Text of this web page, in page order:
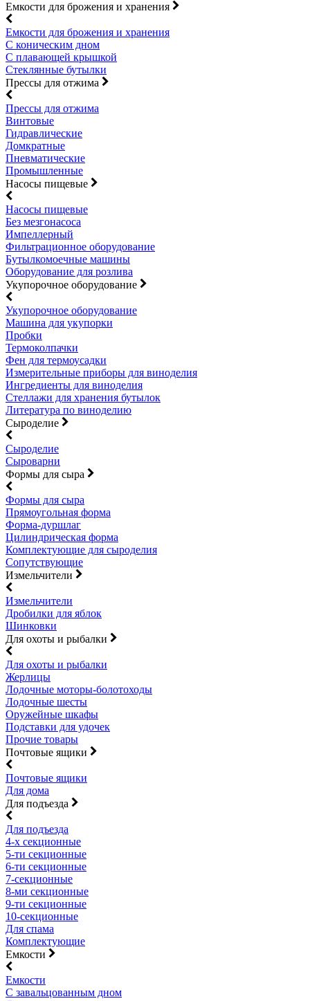
Емкости для брожения и хранения
Емкости для брожения и хранения
С коническим дном
С плавающей крышкой
Стеклянные бутылки
Прессы для отжима
Прессы для отжима
Винтовые
Гидравлические
Домкратные
Пневматические
Промышленные
Насосы пищевые
Насосы пищевые
Без мезгонасоса
Импеллерный
Фильтрационное оборудование
Бутылкомоечные машины
Оборудование для розлива
Укупорочное оборудование
Укупорочное оборудование
Машина для укупорки
Пробки
Термоколпачки
Фен для термоусадки
Измерительные приборы для виноделия
Ингредиенты для виноделия
Стеллажи для хранения бутылок
Литература по виноделию
Сыроделие
Сыроделие
Сыроварни
Формы для сыра
Формы для сыра
Прямоугольная форма
Форма-дуршлаг
Цилиндрическая форма
Комплектующие для сыроделия
Сопутствующие
Измельчители
Измельчители
Дробилки для яблок
Шинковки
Для охоты и рыбалки
Для охоты и рыбалки
Жерлицы
Лодочные моторы-болотоходы
Лодочные шесты
Оружейные шкафы
Подставки для удочек
Прочие товары
Почтовые ящики
Почтовые ящики
Для дома
Для подъезда
Для подъезда
4-х секционные
5-ти секционные
6-ти секционные
7-секционные
8-ми секционные
9-ти секционные
10-секционные
Для спама
Комплектующие
Емкости
Емкости
С завальцованным дном